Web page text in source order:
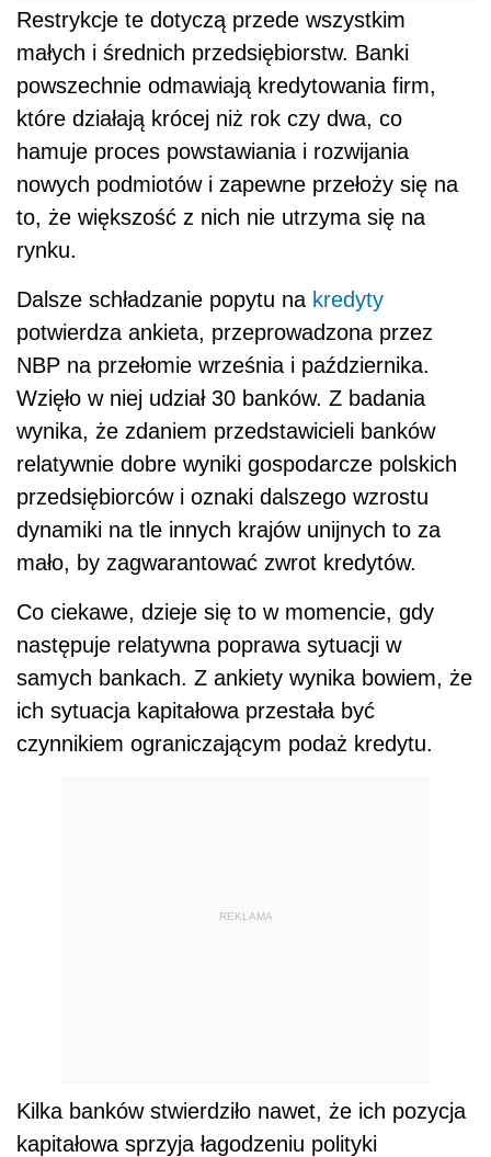
Restrykcje te dotyczą przede wszystkim
małych i średnich przedsiębiorstw. Banki
powszechnie odmawiają kredytowania firm,
które działają krócej niż rok czy dwa, co
hamuje proces powstawiania i rozwijania
nowych podmiotów i zapewne przełoży się na
to, że większość z nich nie utrzyma się na
rynku.
Dalsze schładzanie popytu na kredyty
potwierdza ankieta, przeprowadzona przez
NBP na przełomie września i października.
Wzięło w niej udział 30 banków. Z badania
wynika, że zdaniem przedstawicieli banków
relatywnie dobre wyniki gospodarcze polskich
przedsiębiorców i oznaki dalszego wzrostu
dynamiki na tle innych krajów unijnych to za
mało, by zagwarantować zwrot kredytów.
Co ciekawe, dzieje się to w momencie, gdy
następuje relatywna poprawa sytuacji w
samych bankach. Z ankiety wynika bowiem, że
ich sytuacja kapitałowa przestała być
czynnikiem ograniczającym podaż kredytu.
REKLAMA
Kilka banków stwierdziło nawet, że ich pozycja
kapitałowa sprzyja łagodzeniu polityki